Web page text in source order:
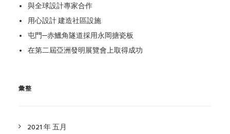
與全球設計專家合作
用心設計 建造社區設施
屯門─赤鱲角隧道採用永岡搪瓷板
在第二屆亞洲發明展覽會上取得成功
彙整
2021 年 五月